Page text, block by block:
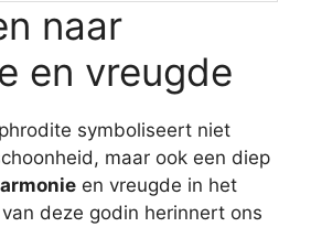
naar
en vreugde
symboliseert niet
maar ook een diep
en vreugde in het
deze godin herinnert ons